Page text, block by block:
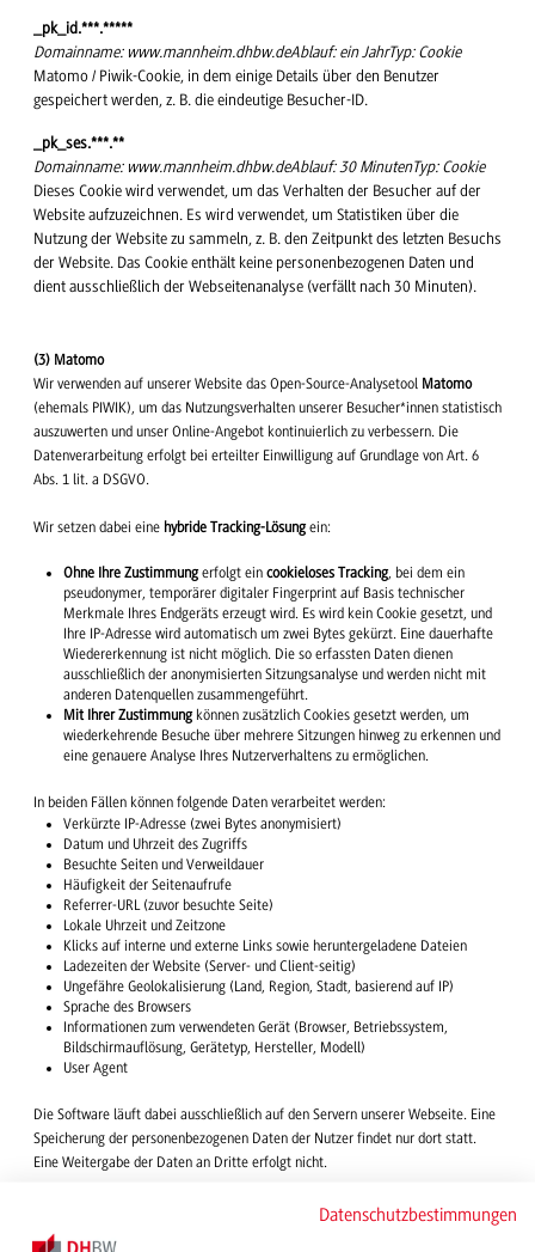
_pk_id.***.*****
Domainname: www.mannheim.dhbw.deAblauf: ein JahrTyp: Cookie
Matomo / Piwik-Cookie, in dem einige Details über den Benutzer
gespeichert werden, z. B. die eindeutige Besucher-ID.
_pk_ses.***.**
Domainname: www.mannheim.dhbw.deAblauf: 30 MinutenTyp: Cookie
Dieses Cookie wird verwendet, um das Verhalten der Besucher auf der
Website aufzuzeichnen. Es wird verwendet, um Statistiken über die
Nutzung der Website zu sammeln, z. B. den Zeitpunkt des letzten Besuchs
der Website. Das Cookie enthält keine personenbezogenen Daten und
dient ausschließlich der Webseitenanalyse (verfällt nach 30 Minuten).
(3) Matomo
Wir verwenden auf unserer Website das Open-Source-Analysetool Matomo
(ehemals PIWIK), um das Nutzungsverhalten unserer Besucher*innen statistisch
auszuwerten und unser Online-Angebot kontinuierlich zu verbessern. Die
Datenverarbeitung erfolgt bei erteilter Einwilligung auf Grundlage von Art. 6
Abs. 1 lit. a DSGVO.
Wir setzen dabei eine hybride Tracking-Lösungein:
Ohne Ihre Zustimmungerfolgt eincookieloses Tracking, bei dem ein
pseudonymer, temporärer digitaler Fingerprint auf Basis technischer
Merkmale Ihres Endgeräts erzeugt wird. Es wird kein Cookie gesetzt, und
Ihre IP-Adresse wird automatisch um zwei Bytes gekürzt. Eine dauerhafte
Wiedererkennung ist nicht möglich. Die so erfassten Daten dienen
ausschließlich der anonymisierten Sitzungsanalyse und werden nicht mit
anderen Datenquellen zusammengeführt.
Mit Ihrer Zustimmungkönnen zusätzlich Cookies gesetzt werden, um
wiederkehrende Besuche über mehrere Sitzungen hinweg zu erkennen und
eine genauere Analyse Ihres Nutzerverhaltens zu ermöglichen.
In beiden Fällen können folgende Daten verarbeitet werden:
Verkürzte IP-Adresse (zwei Bytes anonymisiert)
Datum und Uhrzeit des Zugriffs
Besuchte Seiten und Verweildauer
Häufigkeit der Seitenaufrufe
Referrer-URL (zuvor besuchte Seite)
Lokale Uhrzeit und Zeitzone
Klicks auf interne und externe Links sowie heruntergeladene Dateien
Ladezeiten der Website (Server- und Client-seitig)
Ungefähre Geolokalisierung (Land, Region, Stadt, basierend auf IP)
Sprache des Browsers
Informationen zum verwendeten Gerät (Browser, Betriebssystem,
Bildschirmauflösung, Gerätetyp, Hersteller, Modell)
User Agent
Die Software läuft dabei ausschließlich auf den Servern unserer Webseite. Eine
Speicherung der personenbezogenen Daten der Nutzer findet nur dort statt.
Eine Weitergabe der Daten an Dritte erfolgt nicht.
Sie können der Verarbeitung Ihrer Daten jederzeit widersprechen bzw. Ihre
Einwilligung widerrufen. Weitere Informationen zur Datenverarbeitung durch
Datenschutzbestimmungen